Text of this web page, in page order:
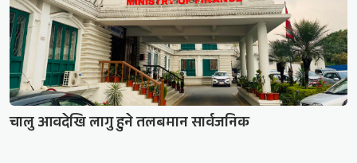
चालु आवदेखि लागु हुने तलबमान सार्वजनिक